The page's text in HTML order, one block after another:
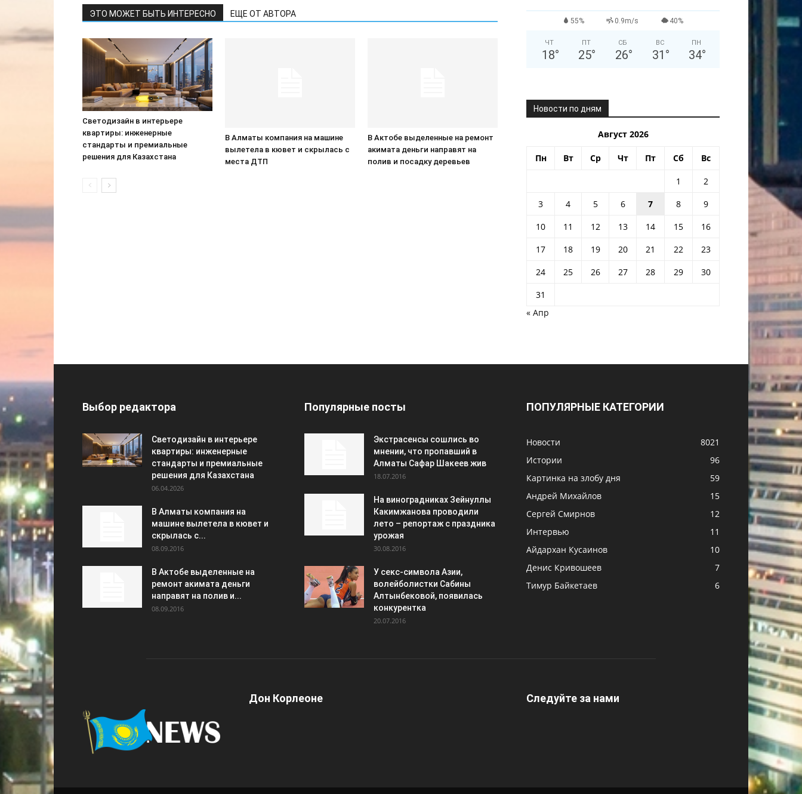
ЭТО МОЖЕТ БЫТЬ ИНТЕРЕСНО ЕЩЕ ОТ АВТОРА
Светодизайн в интерьере
квартиры: инженерные
стандарты и премиальные
решения для Казахстана
В Алматы компания на машине
вылетела в кювет и скрылась с
места ДТП
В Актобе выделенные на ремонт
акимата деньги направят на
полив и посадку деревьев
55% 0.9m/s 40%
ЧТ
18°
ПТ
25°
СБ
26°
ВС
31 °
ПН
34°
Новости по дням
Август 2026
Пн Вт Ср Чт Пт Сб Вс
1
2
3
4 5 6 7 8
9
10
11 12 13 14 15
16
17
18 19 20 21 22
23
24
25 26 27 28 29
30
31
« Апр
Выбор редактора
Светодизайн в интерьере
квартиры: инженерные
стандарты и премиальные
решения для Казахстана
06.04.2026
В Алматы компания на
машине вылетела в кювет и
скрылась с...
08.09.2016
В Актобе выделенные на
ремонт акимата деньги
направят на полив и...
08.09.2016
Популярные посты
Экстрасенсы сошлись во
мнении, что пропавший в
Алматы Сафар Шакеев жив
18.07.2016
На виноградниках Зейнуллы
Какимжанова проводили
лето – репортаж с праздника
урожая
30.08.2016
У секс-символа Азии,
волейболистки Сабины
Алтынбековой, появилась
конкурентка
20.07.2016
ПОПУЛЯРНЫЕ КАТЕГОРИИ
Новости
8021
Истории
96
Картинка на злобу дня
59
Андрей Михайлов
15
Сергей Смирнов
12
Интервью
11
Айдархан Кусаинов
10
Денис Кривошеев
7
Тимур Байкетаев
6
Дон Корлеоне Следуйте за нами